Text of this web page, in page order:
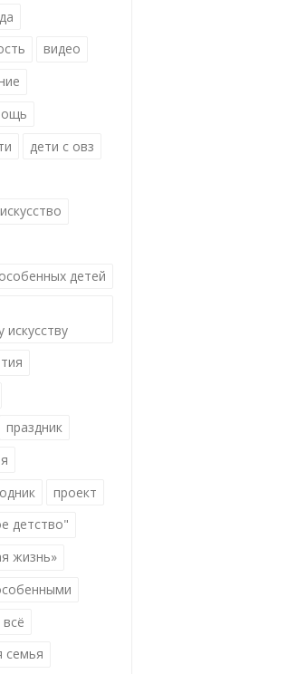
видео
дети с овз
детей
праздник
проект
детство"
жизнь»
семья